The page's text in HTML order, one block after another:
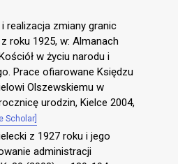
i realizacja zmiany granic
roku 1925, w: Almanach
w życiu narodu i
Prace ofiarowane Księdzu
Olszewskiemu w
urodzin, Kielce 2004,
Scholar]
z 1927 roku i jego
administracji